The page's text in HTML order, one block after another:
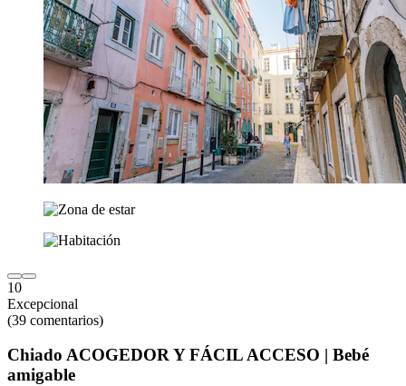
10
Excepcional
(39 comentarios)
Chiado ACOGEDOR Y FÁCIL ACCESO | Bebé
amigable